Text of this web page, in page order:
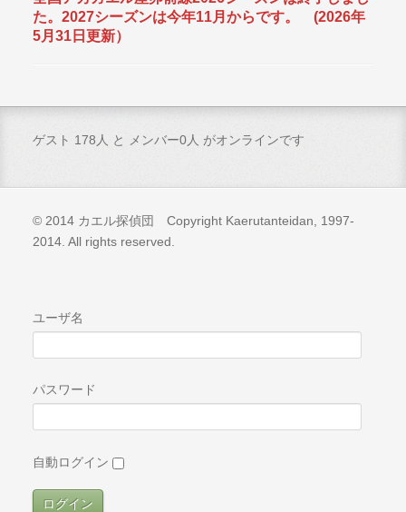
た。2027シーズンは今年11月からです。 (2026年
5月31 日更新）
ゲスト 178人 と メンバー0人 がオンラインです
© 2014 カエル探偵団 Copyright Kaerutanteidan, 1997-
2014. All rights reserved.
ユーザ名
パスワード
自動ログイン